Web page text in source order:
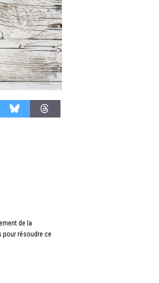
de la
résoudre ce